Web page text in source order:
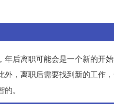
后离职可能会是一个新的开
外，离职后需要找到新的工作
。